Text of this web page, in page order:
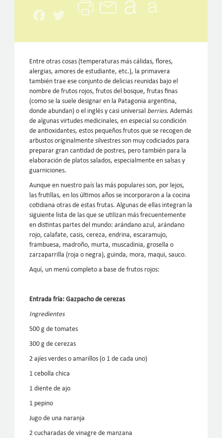
Facebook
Twitter
Entre otras cosas (temperaturas más cálidas, flores,
alergias, amores de estudiante, etc.), la primavera
también trae ese conjunto de delicias reunidas bajo el
nombre de frutos rojos, frutos del bosque, frutas finas
(como se la suele designar en la Patagonia argentina,
donde abundan) o el inglés y casi universal berries. Además
de algunas virtudes medicinales, en especial su condición
de antioxidantes, estos pequeños frutos que se recogen de
arbustos originalmente silvestres son muy codiciados para
preparar gran cantidad de postres, pero también para la
elaboración de platos salados, especialmente en salsas y
guarniciones.
Aunque en nuestro país las más populares son, por lejos,
las frutillas, en los últimos años se incorporaron a la cocina
cotidiana otras de estas frutas. Algunas de ellas integran la
siguiente lista de las que se utilizan más frecuentemente
en distintas partes del mundo: arándano azul, arándano
rojo, calafate, casis, cereza, endrina, escaramujo,
frambuesa, madroño, murta, muscadinia, grosella o
zarzaparrilla (roja o negra), guinda, mora, maqui, sauco.
Aquí, un menú completo a base de frutos rojos:
Entrada fría: Gazpacho de cerezas
Ingredientes
500 g de tomates
300 g de cerezas
2 ajíes verdes o amarillos (o 1 de cada uno)
1 cebolla chica
1 diente de ajo
1 pepino
Jugo de una naranja
2 cucharadas de vinagre de manzana